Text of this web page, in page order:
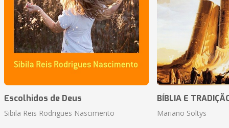
Escolhidos de Deus
Sibila Reis Rodrigues Nascimento
BÍBLIA E
Mariano Soltys